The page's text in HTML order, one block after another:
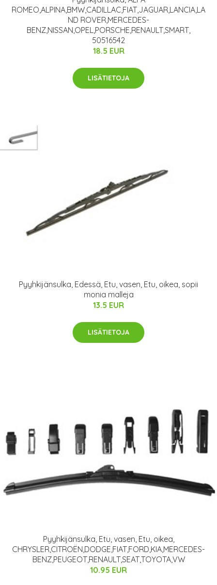
ROMEO,ALPINA,BMW,CADILLAC,FIAT,JAGUAR,LANCIA,LA
ND ROVER,MERCEDES-
BENZ,NISSAN,OPEL,PORSCHE,RENAULT,SMART,
50516542
18.5 EUR
LISÄTIETOJA
Pyyhkijänsulka, Edessä, Etu, vasen, Etu, oikea, sopii
monia malleja
13.5 EUR
LISÄTIETOJA
Pyyhkijänsulka, Etu, vasen, Etu, oikea,
CHRYSLER,CITROËN,DODGE,FIAT,FORD,KIA,MERCEDES-
BENZ,PEUGEOT,RENAULT,SEAT,TOYOTA,VW
10.95 EUR